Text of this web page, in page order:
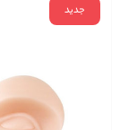
جدید